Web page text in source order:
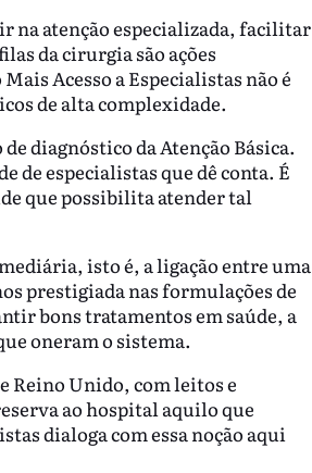
na atenção especializada, facilitar
da cirurgia são ações
Acesso a Especialistas não é
de alta complexidade.
diagnóstico da Atenção Básica.
de especialistas que dê conta. É
que possibilita atender tal
isto é, a ligação entre uma
prestigiada nas formulações de
bons tratamentos em saúde, a
oneram o sistema.
Reino Unido, com leitos e
ao hospital aquilo que
dialoga com essa noção aqui